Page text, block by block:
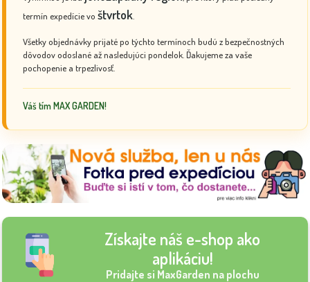
termín expedície vo štvrtok
Všetky objednávky prijaté po týchto termínoch budú z bezpečnostných
dôvodov odoslané až nasledujúci pondelok. Ďakujeme za vaše
pochopenie a trpezlivosť.
Váš tím MAX GARDEN!
Získajte náš e-shop ako
aplikáciu!
Pridajte si MaxGarden na plochu